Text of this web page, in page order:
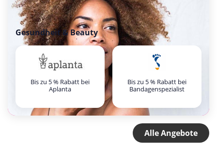
Gesundheit & Beauty
Bis zu 5 % Rabatt bei
Aplanta
Bis zu 5 % Rabatt bei
Bandagenspezialist
Alle Angebote